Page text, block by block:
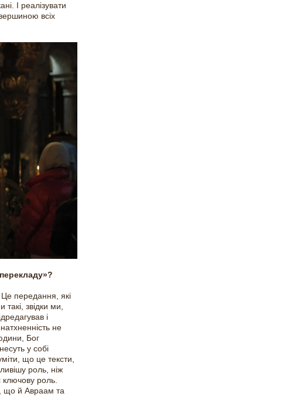
І реалізувати
всіх
передання, які
такі, звідки ми,
і
не
Бог
у собі
що це тексти,
роль, ніж
ключову роль.
що й Авраам та